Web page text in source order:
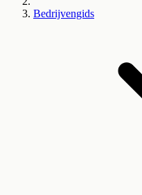
Bedrijvengids